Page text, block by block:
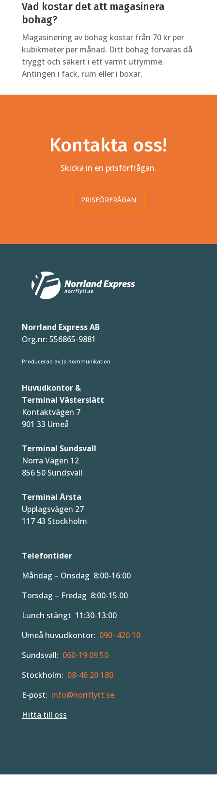
Vad kostar det att magasinera
bohag?
Magasinering av bohag kostar från 70 kr per
kubikmeter per månad. Ditt bohag förvaras då
tryggt och säkert i ett varmt utrymme.
Antingen i fack, rum eller i boxar.
Kontakta oss!
Skicka in en prisförfrågan.
PRISFÖRFRÅGAN
Norrland Express AB
Org.nr: 556865-9881
Producerad av Jo Kommunikation
Huvudkontor &
Terminal Västerslätt
Kontaktvägen 7
901 33 Umeå
Terminal Sundsvall
Norra Vägen 12
856 50 Sundsvall
Terminal Årsta
Upplagsvägen 27
117 43 Stockholm
Telefontider
Måndag – Onsdag 8:00-16:00
Torsdag – Fredag 8:00-15.00
Lunch stängt 11:30-13:00
Umeå huvudkontor: 090–420 10
Sundsvall: 060-19 09 50
Stockholm: 08-46 20 180
E-post: info@norrflytt.se
Hitta till oss